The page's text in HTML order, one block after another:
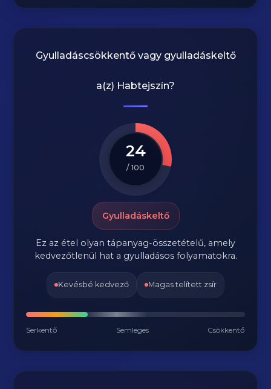
Gyulladáscsökkentő vagy gyulladáskeltő
a(z) Habtejszín?
24
/ 100
Gyulladáskeltő
Ez az étel olyan tápanyag-összetételű, amely
kedvezőtlenül hat a gyulladásos folyamatokra.
Kevésbé kedvező Magas telített zsír
Serkentő Semleges Csökkentő